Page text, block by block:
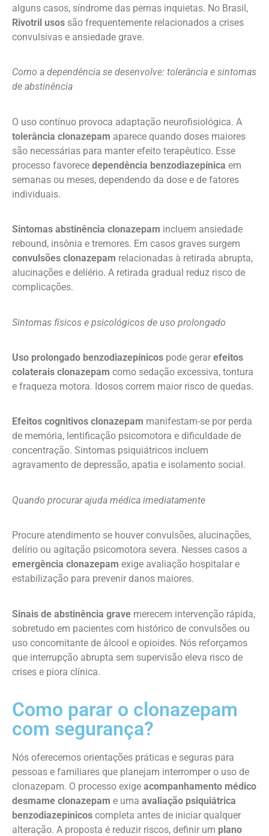
alguns casos, síndrome das pernas inquietas. No Brasil,
Rivotril usos são frequentemente relacionados a crises
convulsivas e ansiedade grave.
Como a dependência se desenvolve: tolerância e sintomas
de abstinência
O uso contínuo provoca adaptação neurofisiológica. A
tolerância clonazepam aparece quando doses maiores
são necessárias para manter efeito terapêutico. Esse
processo favorece dependência benzodiazepínica em
semanas ou meses, dependendo da dose e de fatores
individuais.
Sintomas abstinência clonazepam incluem ansiedade
rebound, insônia e tremores. Em casos graves surgem
convulsões clonazepam relacionadas à retirada abrupta,
alucinações e delíério. A retirada gradual reduz risco de
complicações.
Sintomas físicos e psicológicos de uso prolongado
Uso prolongado benzodiazepínicos pode gerar efeitos
colaterais clonazepam como sedação excessiva, tontura
e fraqueza motora. Idosos correm maior risco de quedas.
Efeitos cognitivos clonazepam manifestam-se por perda
de memória, lentificação psicomotora e dificuldade de
concentração. Sintomas psiquiátricos incluem
agravamento de depressão, apatia e isolamento social.
Quando procurar ajuda médica imediatamente
Procure atendimento se houver convulsões, alucinações,
delírio ou agitação psicomotora severa. Nesses casos a
emergência clonazepam exige avaliação hospitalar e
estabilização para prevenir danos maiores.
Sinais de abstinência grave merecem intervenção rápida,
sobretudo em pacientes com histórico de convulsões ou
uso concomitante de álcool e opioides. Nós reforçamos
que interrupção abrupta sem supervisão eleva risco de
crises e piora clínica.
Como parar o clonazepam
com segurança?
Nós oferecemos orientações práticas e seguras para
pessoas e familiares que planejam interromper o uso de
clonazepam. O processo exige acompanhamento médico
desmame clonazepam e uma avaliação psiquiátrica
benzodiazepínicos completa antes de iniciar qualquer
alteração. A proposta é reduzir riscos, definir um plano